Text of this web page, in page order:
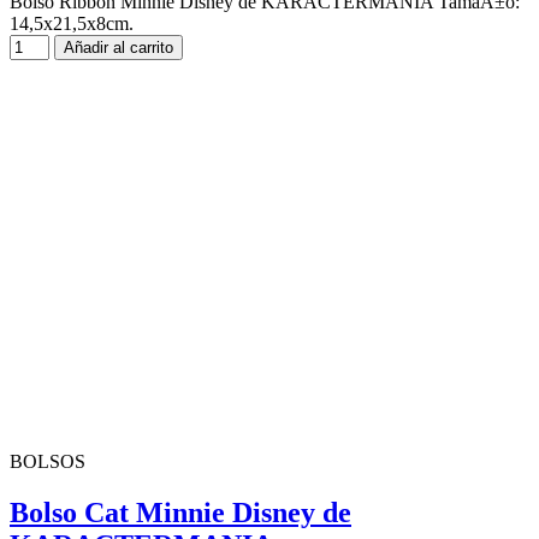
14,5x21,5x8cm.
Añadir al carrito
BOLSOS
Bolso Cat Minnie Disney de